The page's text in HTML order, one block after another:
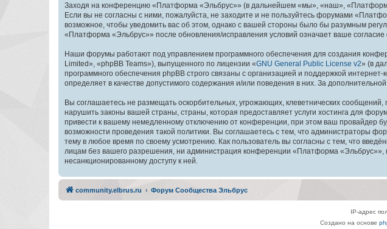
Заходя на конференцию «Платформа «Эльбрус»» (в дальнейшем «мы», «наш»,
Если вы не согласны с ними, пожалуйста, не заходите и не пользуйтесь форумами
возможное, чтобы уведомить вас об этом, однако с вашей стороны было бы разумным
«Платформа «Эльбрус»» после обновления/исправления условий означает ваше согласие
Наши форумы работают под управлением программного обеспечения для создания
Limited», «phpBB Teams»), выпущенного по лицензии «GNU General Public License v2» (в
программного обеспечения phpBB строго связаны с организацией и поддержкой
определяет в качестве допустимого содержания и/или поведения в них. За
Вы соглашаетесь не размещать оскорбительных, угрожающих, клеветнических
нарушить законы вашей страны, страны, которая предоставляет услуги хостинга для
привести к вашему немедленному отключению от конференции, при этом ваш провайдер
возможности проведения такой политики. Вы соглашаетесь с тем, что администраторы
тему в любое время по своему усмотрению. Как пользователь вы согласны с тем, что
лицам без вашего разрешения, ни администрация конференции «Платформа «Эльбрус»»,
несанкционированному доступу к ней.
community.elbrus.ru Форум Сообщества Эльбрус
IP-адрес
Создано на основе